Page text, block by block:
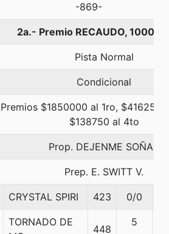
-869-
2a.- Premio RECAUDO, 1000
Pista Normal
Condicional
$1850000 al 1ro, $416250
$138750 al 4to
Prop. DEJENME SOÑAR
Prep. E. SWITT V.
CRYSTAL SPIRI 423 0/0
TORNADO DE
448
5